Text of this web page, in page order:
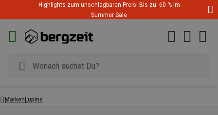
Highlights zum unschlagbaren Preis! Bis zu -60 % im
Summer Sale
Marken Lupine